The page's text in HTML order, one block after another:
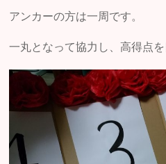
アンカーの方は一周です。
一丸となって協力し、高得点を